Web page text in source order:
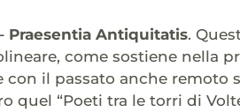
Praesentia Antiquitatis.
come sostiene nella
il passato anche remoto
quel “Poeti tra le torri di